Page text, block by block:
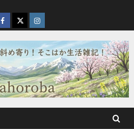
facebook
X Instagram